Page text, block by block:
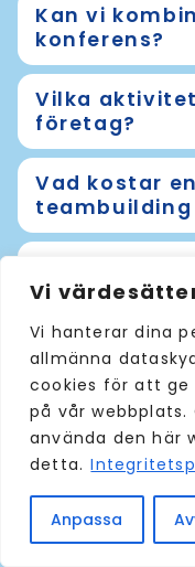
Vi
Vi hanterar dina
allmänna
cookies för att ge
på vår
använda den här
detta.
Anpassa
Kan vi
konferens?
Vilka
företag?
Vad kostar
teambuilding
kickoff eller
Mer om
Så
kickoff